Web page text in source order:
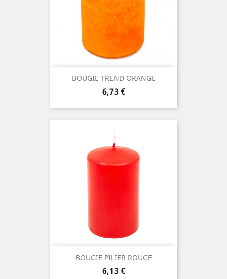
BOUGIE TREND ORANGE
Prix
6,73 €
BOUGIE PILIER ROUGE
Prix
6,13 €